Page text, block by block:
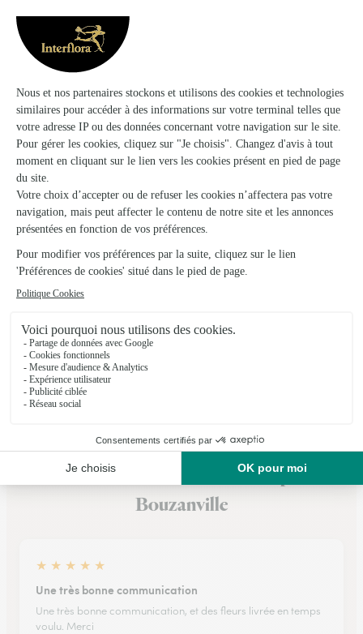
Euro Distriflor (Civallero Fleurs)
Thaon les Vosges
★★4.2 (81)
27 rue d'Alsace
Voir la boutique
Art Floral, Guidon
★★ ★★★4.4 (17)
9, rue Roger-Salengro
Voir la boutique
Ils ont fait livrer des fleurs ou une plante à
Bouzanville
★ ★ ★ ★ ★
Une très bonne communication
Une très bonne communication, et des fleurs livrée en temps
voulu. Merci